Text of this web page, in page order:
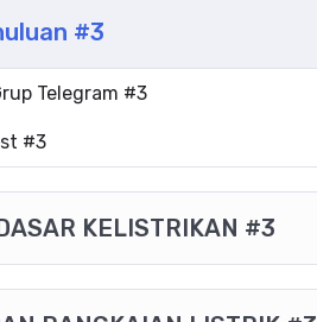
#3
Telegram #3
#3
KELISTRIKAN #3